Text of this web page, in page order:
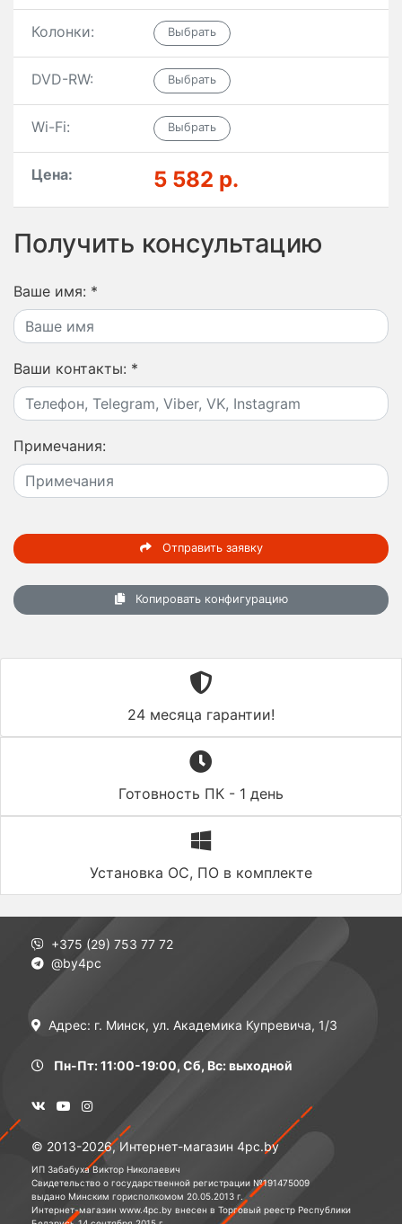
Колонки:
DVD-RW:
Wi-Fi:
Цена: 5 582 р.
Получить консультацию
Ваше имя: *
Ваши контакты: *
Примечания:
Отправить заявку
Копировать конфигурацию
24 месяца гарантии!
Готовность ПК - 1 день
Установка ОС, ПО в комплекте
+375 (29) 753 77 72
@by4pc
Адрес: г. Минск, ул. Академика Купревича, 1/3
Пн-Пт: 11:00-19:00, Сб, Вс: выходной
© 2013-2026, Интернет-магазин 4pc.by
ИП Забабуха Виктор Николаевич
Свидетельство о государственной регистрации №191475009
выдано Минским горисполкомом 20.05.2013 г.
Интернет-магазин www.4pc.by внесен в Торговый реестр Республики